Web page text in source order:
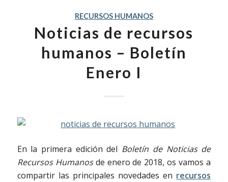
RECURSOS HUMANOS
Noticias de recursos
humanos – Boletín
Enero I
En la primera edición del Boletín de Noticias de
Recursos Humanosde enero de 2018, os vamos a
compartir las principales novedades en recursos